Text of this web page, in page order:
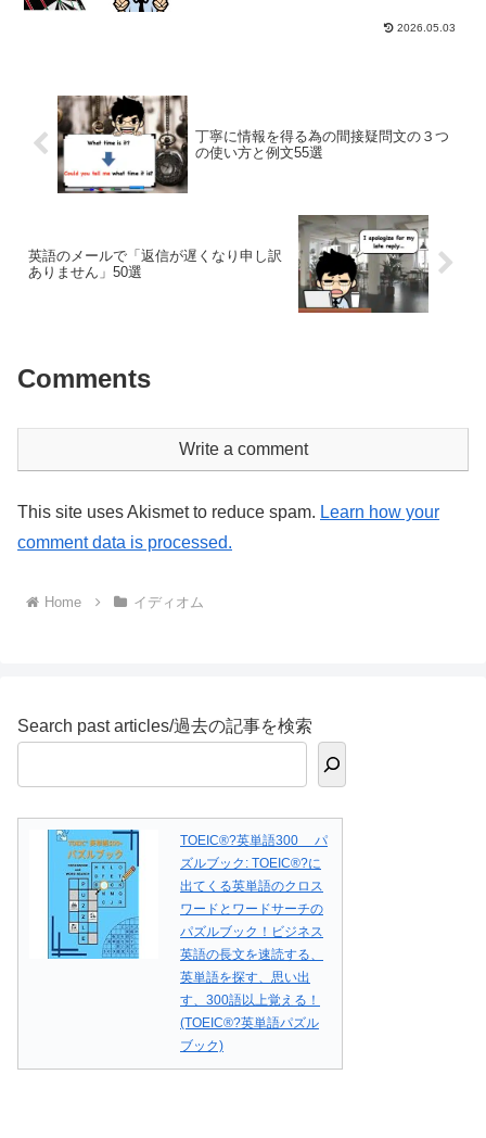
は明らかかもしれませんが、果たして英
2026.05.03
丁寧に情報を得る為の間接疑問文の３つ
の使い方と例文55選
英語のメールで「返信が遅くなり申し訳
ありません」50選
Comments
Write a comment
This site uses Akismet to reduce spam. Learn how your
comment data is processed.
Home イディオム
Search past articles/過去の記事を検索
TOEIC®?英単語300 パ
ズルブック: TOEIC®?に
出てくる英単語のクロス
ワードとワードサーチの
パズルブック！ビジネス
英語の長文を速読する、
英単語を探す、思い出
す、300語以上覚える！
(TOEIC®?英単語パズル
ブック)